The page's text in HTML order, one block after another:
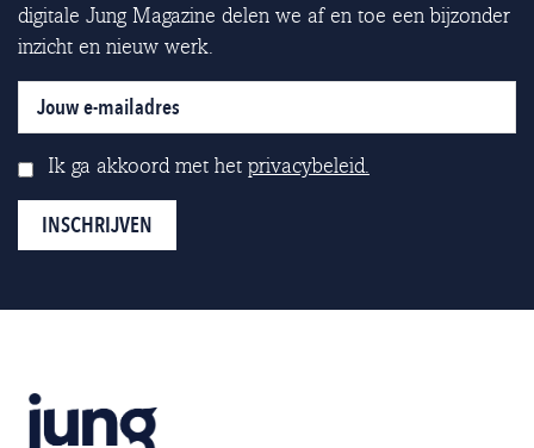
digitale Jung Magazine delen we af en toe een bijzonder
inzicht en nieuw werk.
Ik ga akkoord met het privacybeleid.